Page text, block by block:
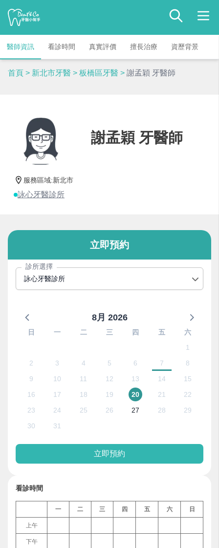
醫師資訊 看診時間 真實評價 擅長治療 資歷背景
首頁 > 新北市牙醫 > 板橋區牙醫 > 謝孟穎 牙醫師
謝孟穎 牙醫師
服務區域:新北市
詠心牙醫診所
看診時間
一 二 三 四 五 六 日
上午
下午
立即預約
診所選擇
詠心牙醫診所
8月 2026
日 一 二 三 四 五
六
1
2
3 4 5 6 7
8
9
10 11 12 13 14
15
16
17 18 19 20 21
22
23
24 25 26 27 28
29
30
31
立即預約